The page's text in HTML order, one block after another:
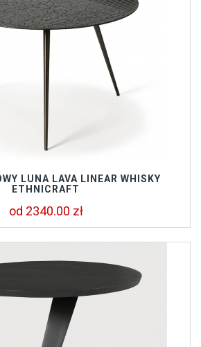
LUNA LAVA LINEAR WHISKY
ETHNICRAFT
od 2340.00 zł